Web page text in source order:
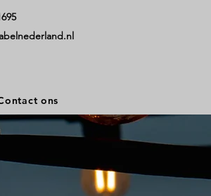
ons